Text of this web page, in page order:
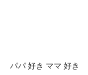
パパ 好き ママ 好き